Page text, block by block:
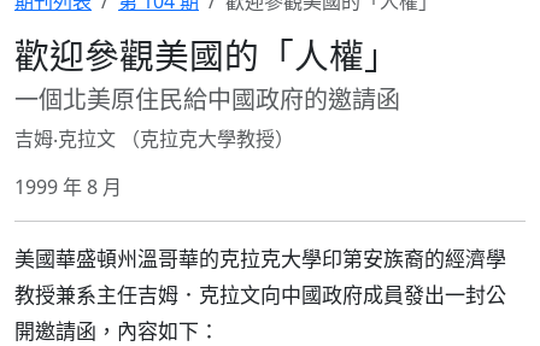
歡迎參觀美國的「人權」
一個北美原住民給中國政府的邀請函
吉姆‧克拉文 （克拉克大學教授）
1999 年 8 月
美國華盛頓州溫哥華的克拉克大學印第安族裔的經濟學
教授兼系主任吉姆．克拉文向中國政府成員發出一封公
開邀請函，內容如下：